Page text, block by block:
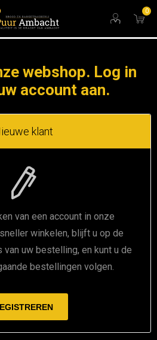
0
webshop. Log in
account aan.
klant
van een account in onze
winkelen, blijft u op de
uw bestelling, en kunt u de
bestellingen volgen.